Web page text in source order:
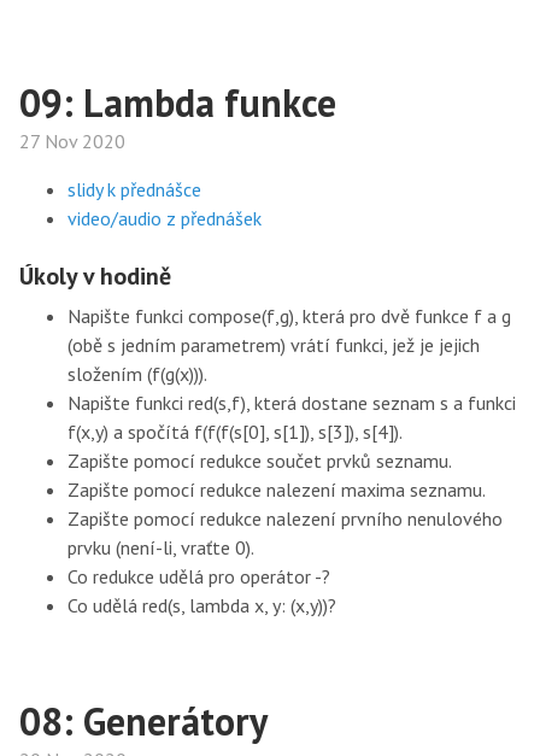
09: Lambda funkce
27 Nov 2020
slidy k přednášce
video/audio z přednášek
Úkoly v hodině
Napište funkci compose(f,g), která pro dvě funkce f a g
(obě s jedním parametrem) vrátí funkci, jež je jejich
složením (f(g(x))).
Napište funkci red(s,f), která dostane seznam s a funkci
f(x,y) a spočítá f(f(f(s[0], s[1]), s[3]), s[4]).
Zapište pomocí redukce součet prvků seznamu.
Zapište pomocí redukce nalezení maxima seznamu.
Zapište pomocí redukce nalezení prvního nenulového
prvku (není-li, vraťte 0).
Co redukce udělá pro operátor -?
Co udělá red(s, lambda x, y: (x,y))?
08: Generátory